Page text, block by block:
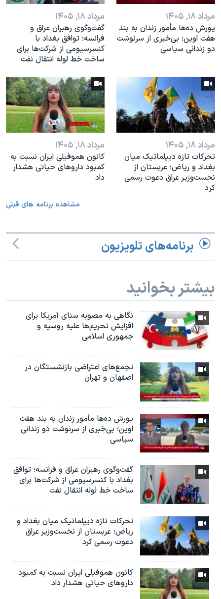
مرداد ۱۸, ۱۴۰۵
یورش ده‌ها مأمور زندان به بند
هفت اوین؛ بی‌خبری از سرنوشت
دو زندانی سیاسی
مرداد ۱۸, ۱۴۰۵
گفت‌وگوی رهبران عراق و
فرانسه؛ توافق بغداد با
کنسرسیومی از شرکت‌ها برای
ساخت خط لوله انتقال نفت
مرداد ۱۸, ۱۴۰۵
تحرکات تازه دیپلماتیک میان
بغداد و ریاض؛ عربستان از
نخست‌وزیر عراق دعوت رسمی
کرد
مرداد ۱۸, ۱۴۰۵
کانون هموفیلی ایران نسبت به
کمبود داروهای حیاتی هشدار
داد
مشاهده برنامه های قبلی
برنامه‌های تلویزیون
بیشتر بخوانید
نگاهی به مصوبه سنای آمریکا برای
افزایش تحریم‌ها علیه روسیه و
جمهوری اسلامی
تجمع‌های اعتراضی بازنشستگان در
اصفهان و تهران
یورش ده‌ها مأمور زندان به بند هفت
اوین؛ بی‌خبری از سرنوشت دو زندانی
سیاسی
گفت‌وگوی رهبران عراق و فرانسه؛ توافق
بغداد با کنسرسیومی از شرکت‌ها برای
ساخت خط لوله انتقال نفت
تحرکات تازه دیپلماتیک میان بغداد و
ریاض؛ عربستان از نخست‌وزیر عراق
دعوت رسمی کرد
کانون هموفیلی ایران نسبت به کمبود
داروهای حیاتی هشدار داد